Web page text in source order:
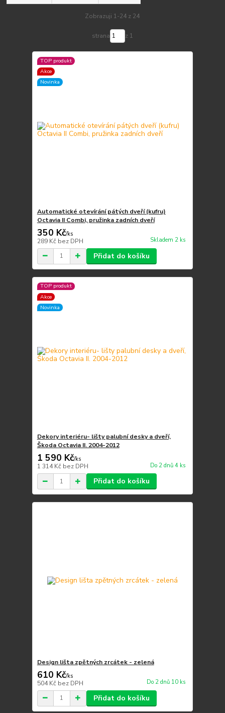
Zobrazuji 1-24 z 24
strana z 1
TOP produkt
Akce
Novinka
Automatické otevírání pátých dveří (kufru)
Octavia II Combi, pružinka zadních dveří
350 Kč/ks
289 Kč bez DPH Skladem 2 ks
Přidat do košíku
TOP produkt
Akce
Novinka
Dekory interiéru- lišty palubní desky a dveří,
Škoda Octavia II. 2004-2012
1 590 Kč/ks
1 314 Kč bez DPH Do 2 dnů 4 ks
Přidat do košíku
Design lišta zpětných zrcátek - zelená
610 Kč/ks
504 Kč bez DPH Do 2 dnů 10 ks
Přidat do košíku